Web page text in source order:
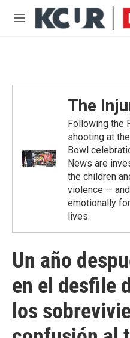
Skip to main content
M
The
Following the
shooting at
Bowl
News are
the children
violence —
emotionally
lives.
Un año
en el desfile
los